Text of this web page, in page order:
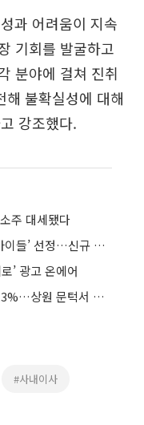
과 어려움이 지속
기회를 발굴하고
분야에 걸쳐 진취
해 불확실성에 대해
강조했다.
주 대세됐다
롯데칠성, 탐스제로 새 얼굴로 ‘여자아이들’ 선정…신규 광고 온에어
’ 광고 온에어
美 클래리티 법안 연내 통과 가능성 13%…상원 문턱서 제동
#사내이사